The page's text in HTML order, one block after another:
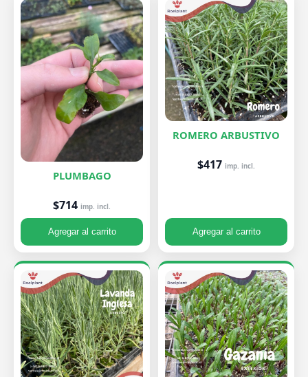
PLUMBAGO
$714 imp. incl.
Agregar al carrito
ROMERO ARBUSTIVO
$417 imp. incl.
Agregar al carrito